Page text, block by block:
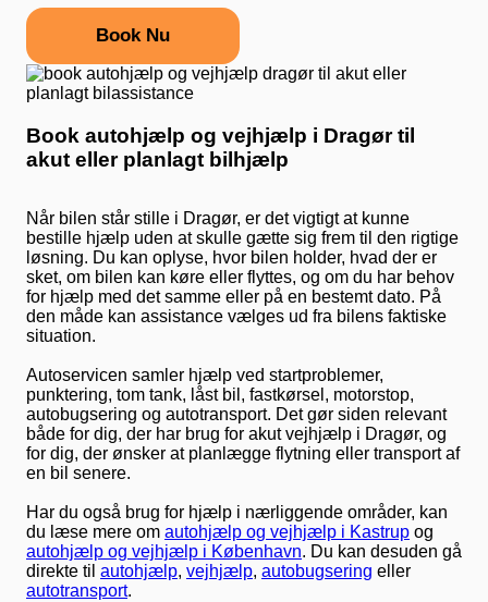
Book Nu
Book autohjælp og vejhjælp i Dragør til
akut eller planlagt bilhjælp
Når bilen står stille i Dragør, er det vigtigt at kunne
bestille hjælp uden at skulle gætte sig frem til den rigtige
løsning. Du kan oplyse, hvor bilen holder, hvad der er
sket, om bilen kan køre eller flyttes, og om du har behov
for hjælp med det samme eller på en bestemt dato. På
den måde kan assistance vælges ud fra bilens faktiske
situation.
Autoservicen samler hjælp ved startproblemer,
punktering, tom tank, låst bil, fastkørsel, motorstop,
autobugsering og autotransport. Det gør siden relevant
både for dig, der har brug for akut vejhjælp i Dragør, og
for dig, der ønsker at planlægge flytning eller transport af
en bil senere.
Har du også brug for hjælp i nærliggende områder, kan
du læse mere om autohjælp og vejhjælp i Kastrup og
autohjælp og vejhjælp i København. Du kan desuden gå
direkte til autohjælp, vejhjælp, autobugsering eller
autotransport.